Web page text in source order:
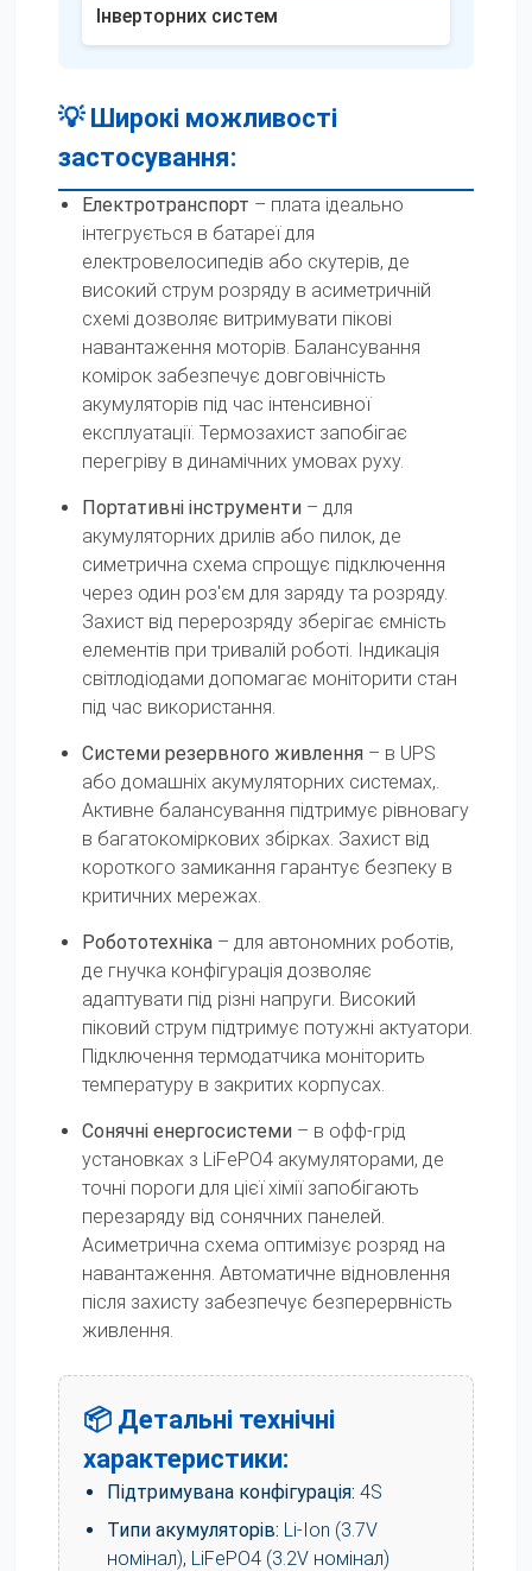
Інверторних систем
💡 Широкі можливості
застосування:
Електротранспорт – плата ідеально
інтегрується в батареї для
електровелосипедів або скутерів, де
високий струм розряду в асиметричній
схемі дозволяє витримувати пікові
навантаження моторів. Балансування
комірок забезпечує довговічність
акумуляторів під час інтенсивної
експлуатації. Термозахист запобігає
перегріву в динамічних умовах руху.
Портативні інструменти – для
акумуляторних дрилів або пилок, де
симетрична схема спрощує підключення
через один роз'єм для заряду та розряду.
Захист від перерозряду зберігає ємність
елементів при тривалій роботі. Індикація
світлодіодами допомагає моніторити стан
під час використання.
Системи резервного живлення – в UPS
або домашніх акумуляторних системах,.
Активне балансування підтримує рівновагу
в багатокоміркових збірках. Захист від
короткого замикання гарантує безпеку в
критичних мережах.
Робототехніка – для автономних роботів,
де гнучка конфігурація дозволяє
адаптувати під різні напруги. Високий
піковий струм підтримує потужні актуатори.
Підключення термодатчика моніторить
температуру в закритих корпусах.
Сонячні енергосистеми – в офф-грід
установках з LiFePO4 акумуляторами, де
точні пороги для цієї хімії запобігають
перезаряду від сонячних панелей.
Асиметрична схема оптимізує розряд на
навантаження. Автоматичне відновлення
після захисту забезпечує безперервність
живлення.
📦 Детальні технічні
характеристики:
Підтримувана конфігурація: 4S
Типи акумуляторів: Li-Ion (3.7V
номінал), LiFePO4 (3.2V номінал)